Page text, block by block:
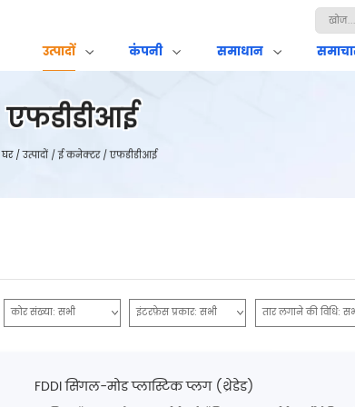
उत्पादों कंपनी समाधान
एफडीडीआई
घर/उत्पादों/ई कनेक्टर/एफडीडीआई
कोर संख्या:सभी इंटरफ़ेस प्रकार:सभी तार लगाने की विधि:
FDDI सिंगल-मोड प्लास्टिक प्लग (थ्रेडेड)